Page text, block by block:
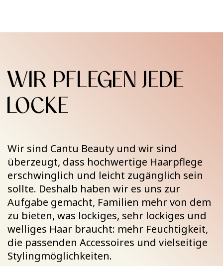
WIR PFLEGEN JEDE
LOCKE
Wir sind Cantu Beauty und wir sind
überzeugt, dass hochwertige Haarpflege
erschwinglich und leicht zugänglich sein
sollte. Deshalb haben wir es uns zur
Aufgabe gemacht, Familien mehr von dem
zu bieten, was lockiges, sehr lockiges und
welliges Haar braucht: mehr Feuchtigkeit,
die passenden Accessoires und vielseitige
Stylingmöglichkeiten.